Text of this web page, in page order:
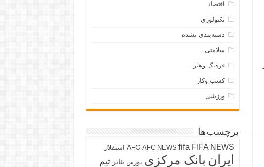
اقتصاد
تکنولوژی
دسته‌بندی نشده
سلامتی
فرهنگ وهنر
کسب وکار
ورزشی
برچسب‌ها
AFC AFC NEWS fifa FIFA NEWS استقلال
ایران بانک مرکزی بورس تئاتر تیم